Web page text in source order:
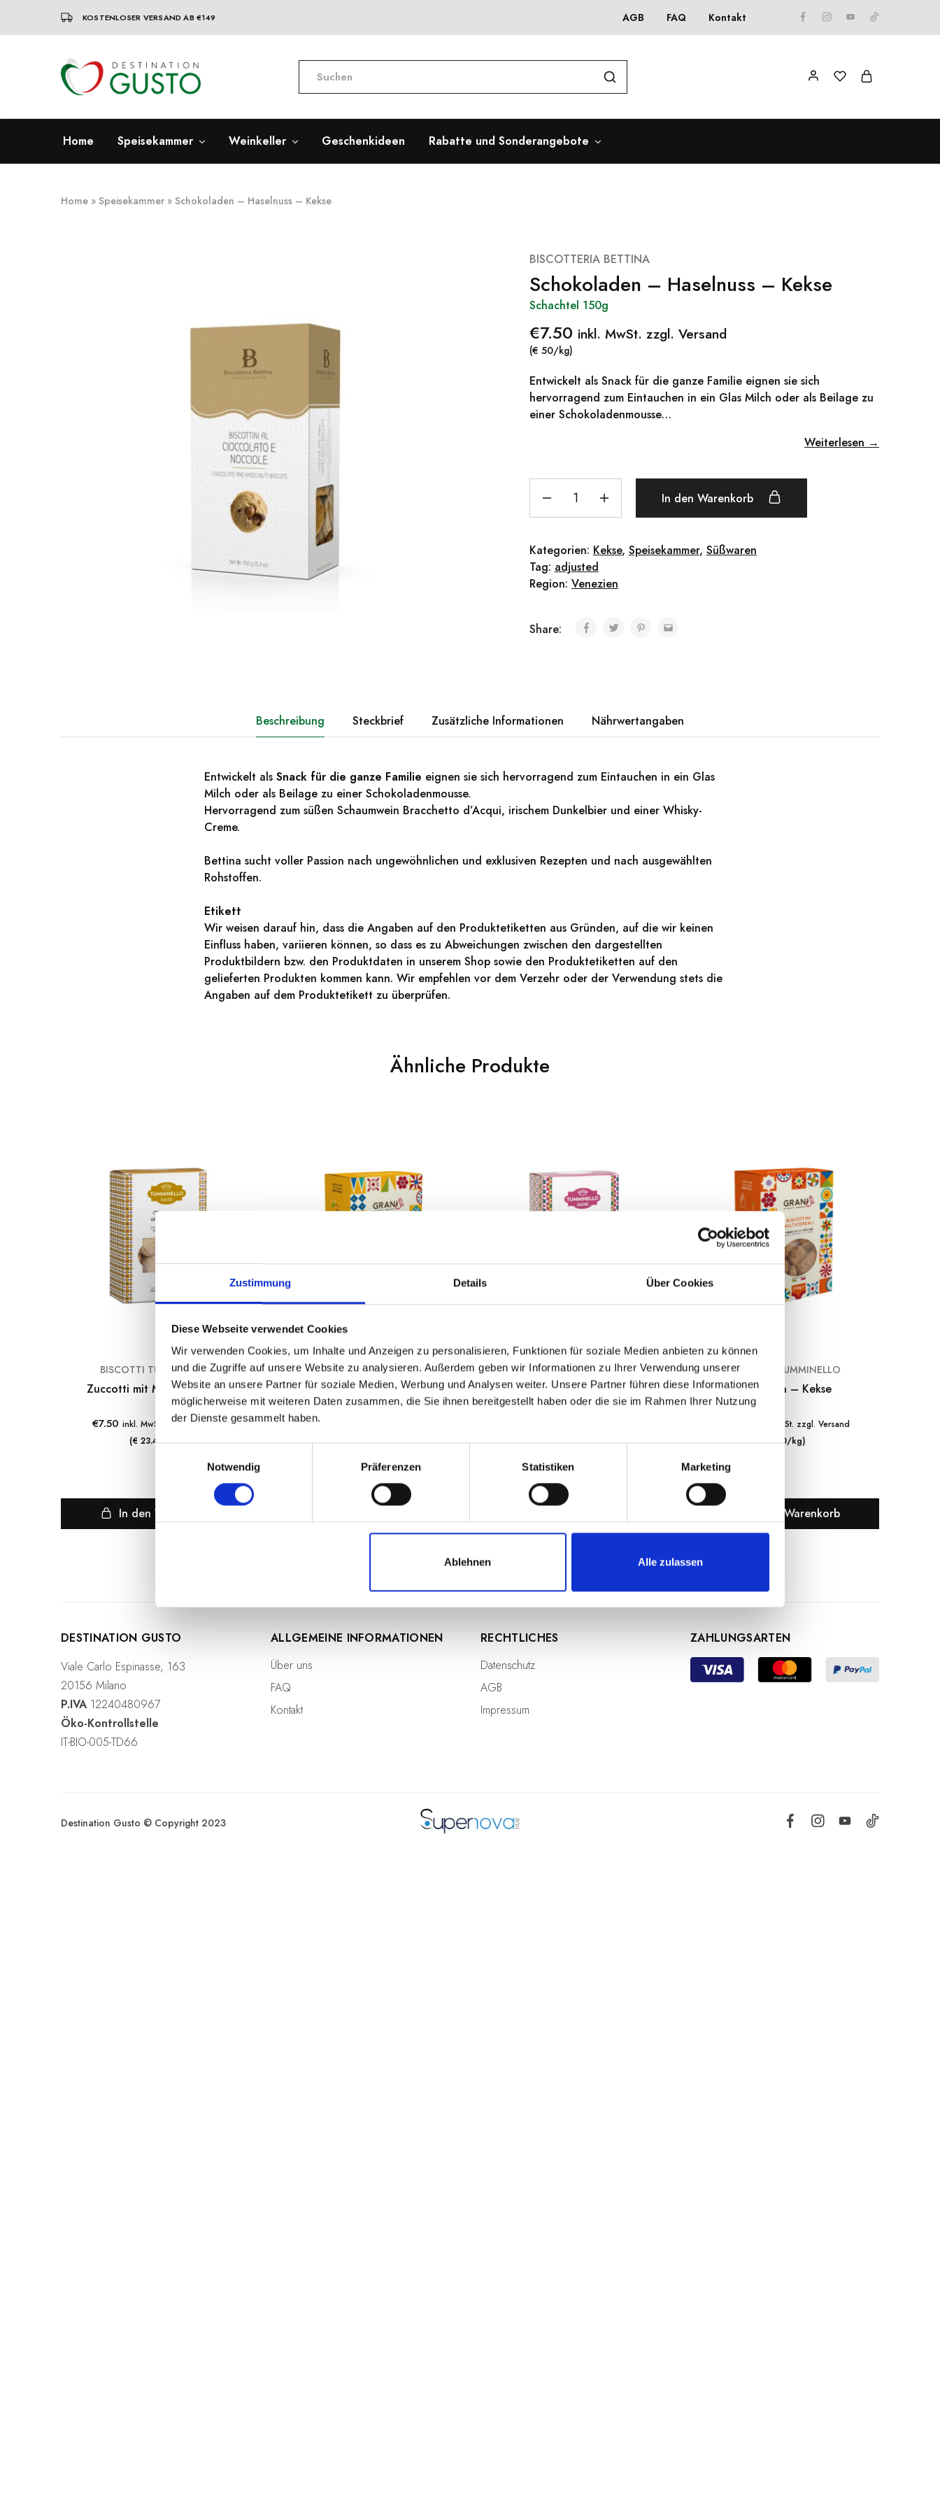
Zustimmung Details Über Cookies
Diese Webseite verwendet Cookies
Wir verwenden Cookies, um Inhalte und Anzeigen zu personalisieren, Funktionen für soziale Medien anbieten zu können
und die Zugriffe auf unsere Website zu analysieren. Außerdem geben wir Informationen zu Ihrer Verwendung unserer
Website an unsere Partner für soziale Medien, Werbung und Analysen weiter. Unsere Partner führen diese Informationen
möglicherweise mit weiteren Daten zusammen, die Sie ihnen bereitgestellt haben oder die sie im Rahmen Ihrer Nutzung
der Dienste gesammelt haben.
w
g
a
s
w
Notwendig Präferenzen Statistiken Marketing
Ablehnen Alle zulassen
KOSTENLOSER VERSAND AB €149 AGB FAQ Kontakt
Destination
Gusto
Italienische
Exzellenz
100%
qualität
Home Speisekammer Weinkeller Geschenkideen Rabatte und Sonderangebote
Home » Speisekammer » Schokoladen – Haselnuss – Kekse
BISCOTTERIA BETTINA
Schokoladen – Haselnuss – Kekse
Schachtel 150g
€7.50 inkl. MwSt. zzgl. Versand
(€ 50/kg)
Entwickelt als Snack für die ganze Familie eignen sie sich
hervorragend zum Eintauchen in ein Glas Milch oder als Beilage zu
einer Schokoladenmousse…
Weiterlesen →
In den Warenkorb
Kategorien: Kekse, Speisekammer, Süßwaren
Tag: adjusted
Region: Venezien
Share:
Beschreibung Steckbrief Zusätzliche Informationen Nährwertangaben
Entwickelt als Snack für die ganze Familie eignen sie sich hervorragend zum Eintauchen in ein Glas
Milch oder als Beilage zu einer Schokoladenmousse.
Hervorragend zum süßen Schaumwein Bracchetto d’Acqui, irischem Dunkelbier und einer Whisky-
Creme.
Bettina sucht voller Passion nach ungewöhnlichen und exklusiven Rezepten und nach ausgewählten
Rohstoffen.
Etikett
Wir weisen darauf hin, dass die Angaben auf den Produktetiketten aus Gründen, auf die wir keinen
Einfluss haben, variieren können, so dass es zu Abweichungen zwischen den dargestellten
Produktbildern bzw. den Produktdaten in unserem Shop sowie den Produktetiketten auf den
gelieferten Produkten kommen kann. Wir empfehlen vor dem Verzehr oder der Verwendung stets die
Angaben auf dem Produktetikett zu überprüfen.
Ähnliche Produkte
BISCOTTI TUMMINELLO
Zuccotti mit Mandelfüllung
€7.50 inkl. MwSt. zzgl. Versand
(€ 23.43/kg)
In den Warenkorb
BISCOTTI TUMMINELLO
Sizilianische Zitronenkekse
€4.50
(€ 21.42/kg)
BISCOTTI TUMMINELLO
Weiche Cantucci mit Schokolade
aus Modica I.G.P.
(€ 32.96/kg)
BISCOTTI TUMMINELLO
Mehrkorn – Kekse
inkl. MwSt. zzgl. Versand
(€ 20/kg)
In den Warenkorb
DESTINATION GUSTO
Viale Carlo Espinasse, 163
20156 Milano
P.IVA12240480967
Öko-Kontrollstelle
IT-BIO-005-TD66
ALLGEMEINE INFORMATIONEN
Über uns
FAQ
Kontakt
RECHTLICHES
Datenschutz
AGB
Impressum
ZAHLUNGSARTEN
Destination Gusto © Copyright 2023